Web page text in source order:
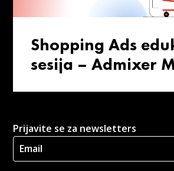
Shopping Ads
sesija – Admixer
Prijavite se za newsletters